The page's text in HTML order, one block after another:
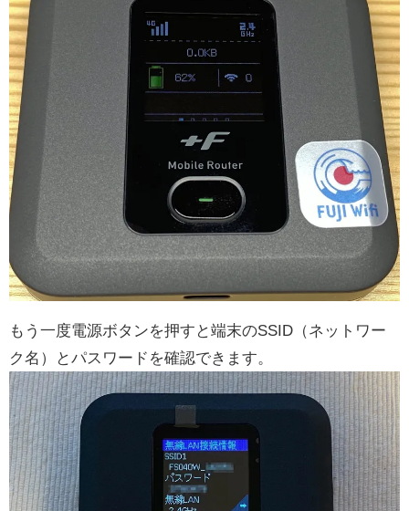
もう一度電源ボタンを押すと端末のSSID（ネットワー
ク名）とパスワードを確認できます。